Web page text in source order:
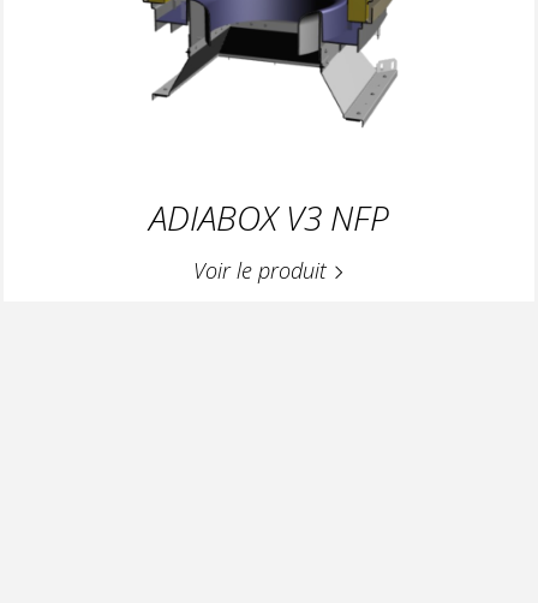
ADIABOX V3 NFP
Voir le produit